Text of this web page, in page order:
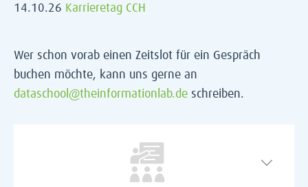
14.10.26 Karrieretag CCH
Wer schon vorab einen Zeitslot für ein Gespräch
buchen möchte, kann uns gerne an
dataschool@theinformationlab.de schreiben.